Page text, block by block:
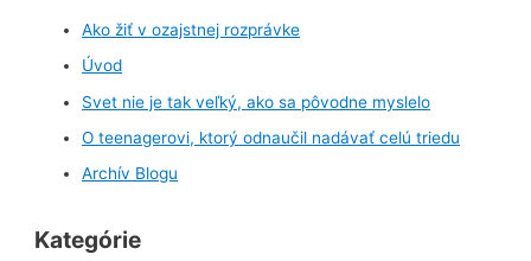
Ako žiť v ozajstnej rozprávke
Úvod
Svet nie je tak veľký, ako sa pôvodne myslelo
O teenagerovi, ktorý odnaučil nadávať celú triedu
Archív Blogu
Kategórie